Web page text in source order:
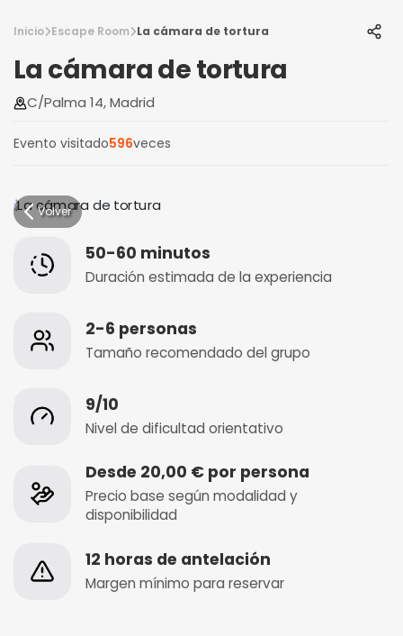
Inicio Escape Room La cámara de tortura
La cámara de tortura
C/Palma 14, Madrid
Evento visitado596veces
Volver
50-60 minutos
Duración estimada de la experiencia
2-6 personas
Tamaño recomendado del grupo
9/10
Nivel de dificultad orientativo
Desde 20,00 € por persona
Precio base según modalidad y
disponibilidad
12 horas de antelación
Margen mínimo para reservar